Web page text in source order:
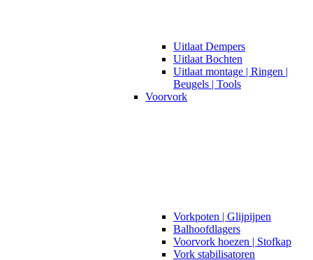
Uitlaat Dempers
Uitlaat Bochten
Uitlaat montage | Ringen |
Beugels | Tools
Voorvork
Vorkpoten | Glijpijpen
Balhoofdlagers
Voorvork hoezen | Stofkap
Vork stabilisatoren